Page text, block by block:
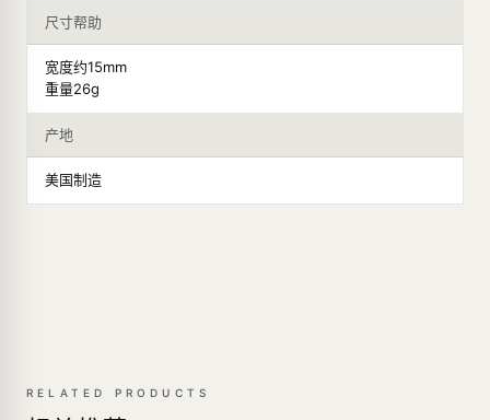
尺寸帮助
宽度约15mm
重量26g
产地
美国制造
RELATED PRODUCTS